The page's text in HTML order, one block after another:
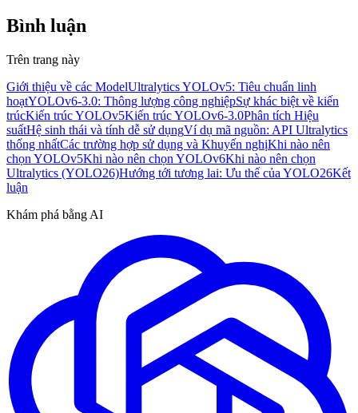
Bình luận
Trên trang này
Giới thiệu về các ModelUltralytics YOLOv5: Tiêu chuẩn linh
hoạtYOLOv6-3.0: Thông lượng công nghiệpSự khác biệt về kiến
trúcKiến trúc YOLOv5Kiến trúc YOLOv6-3.0Phân tích Hiệu
suấtHệ sinh thái và tính dễ sử dụngVí dụ mã nguồn: API Ultralytics
thống nhấtCác trường hợp sử dụng và Khuyến nghịKhi nào nên
chọn YOLOv5Khi nào nên chọn YOLOv6Khi nào nên chọn
Ultralytics (YOLO26)Hướng tới tương lai: Ưu thế của YOLO26Kết
luận
Khám phá bằng AI